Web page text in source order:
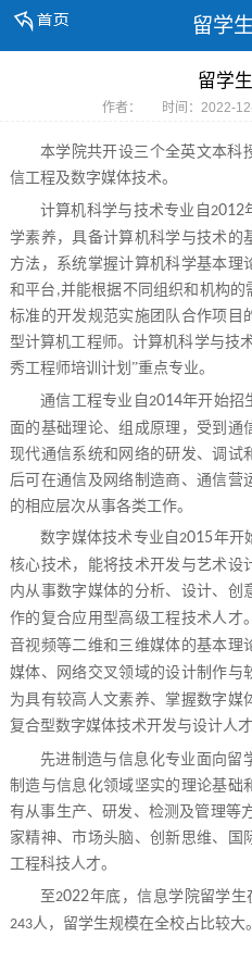
留学
留学
作者： 时间：2022-
本学院共开设三个全英文本科
信工程及数字媒体技术。
计算机科学与技术专业自 2012
学素养，具备计算机科学与技术的
方法，系统掌握计算机科学基本理
和平台 ,并能根据不同组织和机构
标准的开发规范实施团队合作项目
型计算机工程师。计算机科学与技
秀工程师培训计划”重点专业。
通信工程专业自 2014年开始招
面的基础理论、组成原理，受到通
现代通信系统和网络的研发、调试
后可在通信及网络制造商、通信营
的相应层次从事各类工作。
数字媒体技术专业自2015年开
核心技术，能将技术开发与艺术设
内从事数字媒体的分析、设计、创
作的复合应用型高级工程技术人才
音视频等二维和三维媒体的基本理
媒体、
网络交叉领域的设计制作与
为具有较高人文素养、掌握数字媒
复合型数字媒体技术开发与设计人才
先进制造与信息化专业面向留
制造与信息化领域坚实的理论基础
有从事生产、研发、检测及管理等
家精神、市场头脑、创新思维、国
工程科技人才。
至2022年底，信息学院留学生
243人，留学生规模在全校占比较大。